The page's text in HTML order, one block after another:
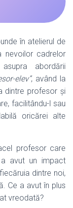
în atelierul de
nevoilor cadrelor
abordării
elev”, având la
dintre profesor și
facilitându-l sau
oricărei alte
profesor care
avut un impact
dintre noi,
Ce a avut în plus
vreodată?